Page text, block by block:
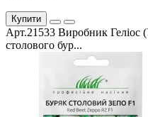
Купити
Арт.21533 Виробник Геліос
столового бур...